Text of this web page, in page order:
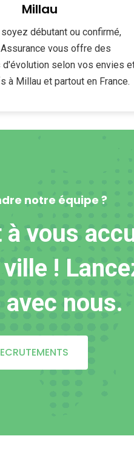
Millau
débutant ou confirmé,
vous offre des
selon vos envies
à Millau et partout en France.
notre équipe ?
vous
!
nous.